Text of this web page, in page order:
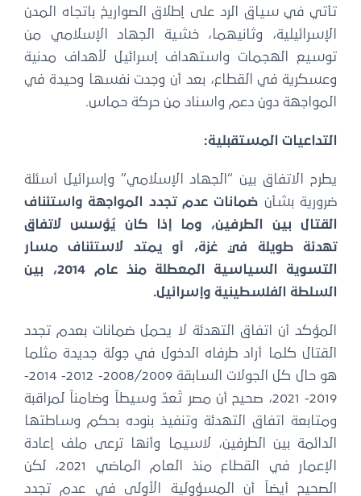
تأتي في سياق الرد على إطلاق الصواريخ باتجاه المدن
الإسرائيلية، وثانيهما، خشية الجهاد الإسلامي من
توسيع الهجمات واستهداف إسرائيل لأهداف مدنية
وعسكرية في القطاع، بعد أن وجدت نفسها وحيدة في
المواجهة دون دعم واسناد من حركة حماس.
التداعيات المستقبلية:
يطرح الاتفاق بين “الجهاد الإسلامي” وإسرائيل أسئلة
بشأنضمانات عدم تجدد المواجهة واستئناف
القتال بين الطرفين، وما إذا كان يُؤسس لاتفاق
تهدئة طويلة في غزة، أو يمتد لاستئناف مسار
التسوية السياسية المعطلة منذ عام 2014، بين
السلطة الفلسطينية وإسرائيل.
المؤكد أن اتفاق التهدئة لا يحمل ضمانات بعدم تجدد
القتال كلما أراد طرفاه الدخول في جولة جديدة مثلما
هو حال كل الجولات السابقة 2008/2009- 2012- 2014-
2019- 2021، صحيح أن مصر تُعدّ وسيطاً وضامناً لمراقبة
ومتابعة اتفاق التهدئة وتنفيذ بنوده بحكم وساطتها
الدائمة بين الطرفين، لاسيما وأنها ترعى ملف إعادة
الإعمار في القطاع منذ العام الماضي 2021، لكن
الصحيح أيضاً أن المسؤولية الأولى في عدم تجدد